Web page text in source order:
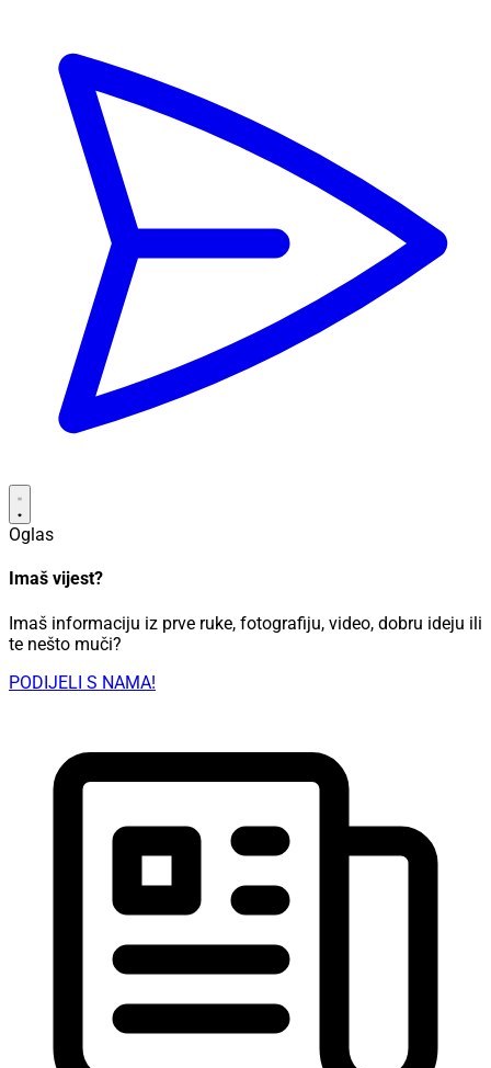
Oglas
Imaš vijest?
Imaš informaciju iz prve ruke, fotografiju, video, dobru ideju ili
te nešto muči?
PODIJELI S NAMA!